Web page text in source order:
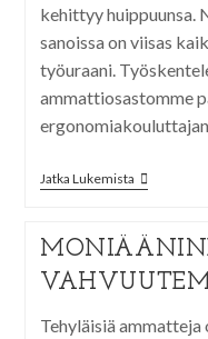
kehittyy huippuunsa.
sanoissa on viisas
työuraani.
ammattiosastomme
Jatka Lukemista
Tehyläisiä ammatteja